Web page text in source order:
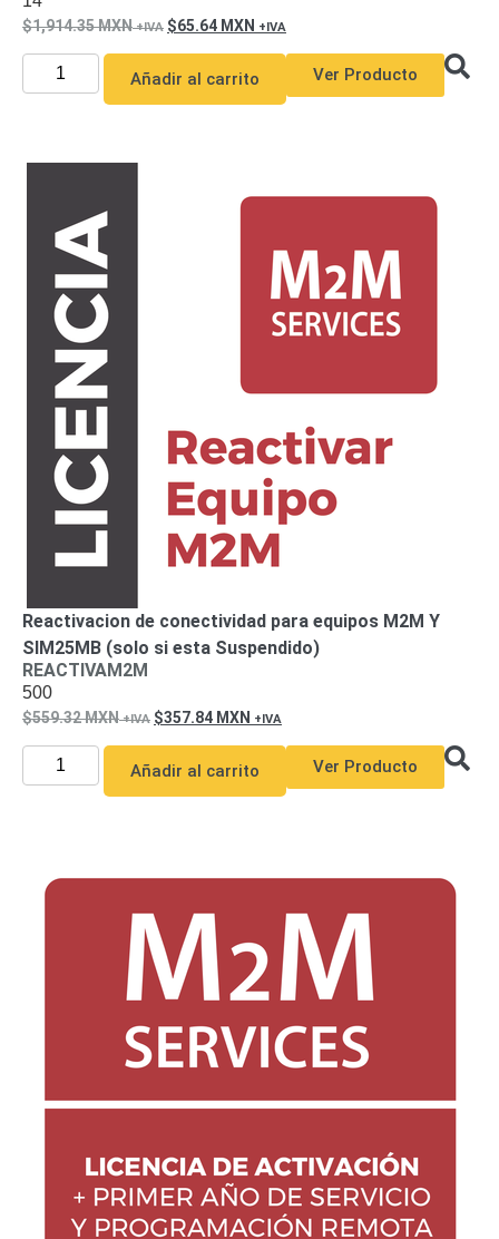
1,914.35MXN 65.64 MXN
Añadir al carrito Ver Producto
Reactivacion de conectividad para equipos M2M Y
SIM25MB (solo si esta Suspendido)
REACTIVAM2M
500
559.32MXN 357.84 MXN
Añadir al carrito Ver Producto